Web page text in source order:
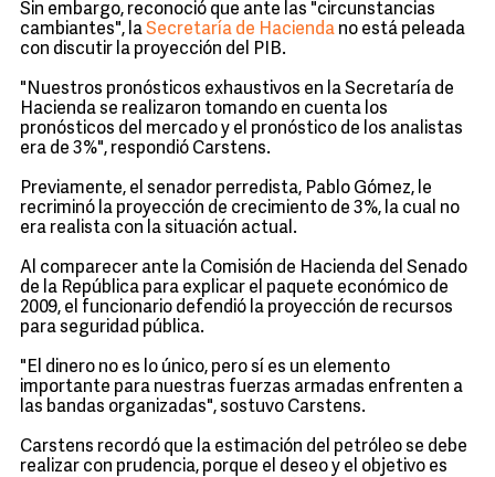
Sin embargo, reconoció que ante las "circunstancias
cambiantes", laSecretaría de Hacienda no está peleada
con discutir la proyección del PIB.
"Nuestros pronósticos exhaustivos en la Secretaría de
Hacienda se realizaron tomando en cuenta los
pronósticos del mercado y el pronóstico de los analistas
era de 3%", respondió Carstens.
Previamente, el senador perredista, Pablo Gómez, le
recriminó la proyección de crecimiento de 3%, la cual no
era realista con la situación actual.
Al comparecer ante la Comisión de Hacienda del Senado
de la República para explicar el paquete económico de
2009, el funcionario defendió la proyección de recursos
para seguridad pública.
"El dinero no es lo único, pero sí es un elemento
importante para nuestras fuerzas armadas enfrenten a
las bandas organizadas", sostuvo Carstens.
Carstens recordó que la estimación del petróleo se debe
realizar con prudencia, porque el deseo y el objetivo es